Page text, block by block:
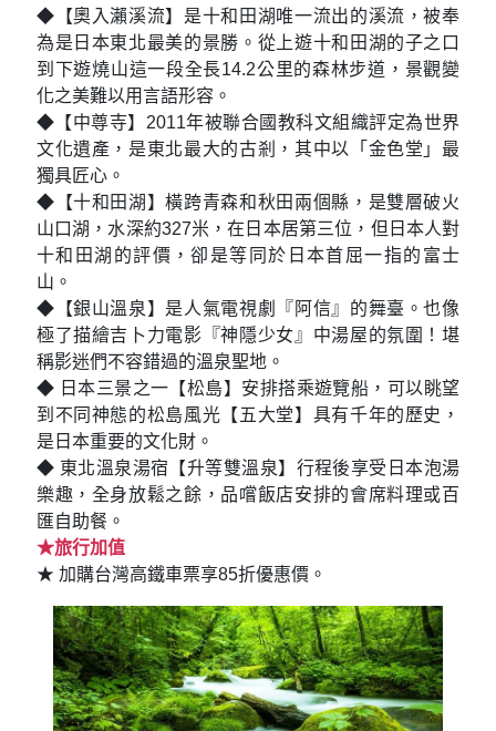
◆【奧入瀨溪流】是十和田湖唯一流出的溪流，被奉
為是日本東北最美的景勝。從上遊十和田湖的子之口
到下遊燒山這一段全長14.2公里的森林步道，景觀變
化之美難以用言語形容。
◆【中尊寺】2011年被聯合國教科文組織評定為世界
文化遺產，是東北最大的古剎，其中以「金色堂」最
獨具匠心。
◆【十和田湖】橫跨青森和秋田兩個縣，是雙層破火
山口湖，水深約327米，在日本居第三位，但日本人對
十和田湖的評價，卻是等同於日本首屈一指的富士
山。
◆【銀山溫泉】是人氣電視劇『阿信』的舞臺。也像
極了描繪吉卜力電影『神隱少女』中湯屋的氛圍！堪
稱影迷們不容錯過的溫泉聖地。
◆ 日本三景之一【松島】安排搭乘遊覽船，可以眺望
到不同神態的松島風光【五大堂】具有千年的歷史，
是日本重要的文化財。
◆ 東北溫泉湯宿【升等雙溫泉】行程後享受日本泡湯
樂趣，全身放鬆之餘，品嚐飯店安排的會席料理或百
匯自助餐。
★旅行加值
★ 加購台灣高鐵車票享85折優惠價。